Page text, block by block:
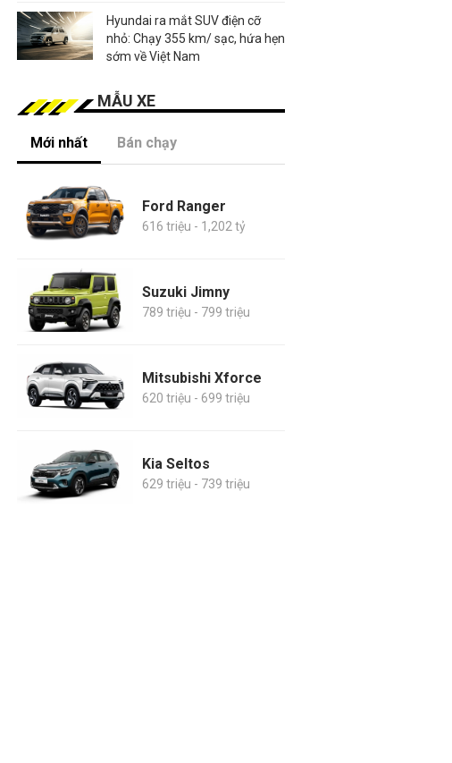
Hyundai ra mắt SUV điện cỡ
nhỏ: Chạy 355 km/ sạc, hứa hẹn
sớm về Việt Nam
MẪU XE
Mới nhất Bán chạy
Ford Ranger
616 triệu - 1,202 tỷ
Suzuki Jimny
789 triệu - 799 triệu
Mitsubishi Xforce
620 triệu - 699 triệu
Kia Seltos
629 triệu - 739 triệu